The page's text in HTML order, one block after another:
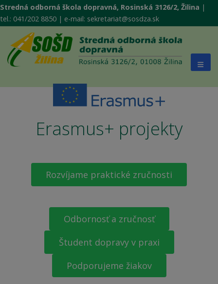
Stredná odborná škola dopravná, Rosinská 3126/2, Žilina |
tel.: 041/202 8850 | e-mail: sekretariat@sosdza.sk
Erasmus+ projekty
Rozvíjame praktické zručnosti
Odbornosť a zručnosť
Študent dopravy v praxi
Podporujeme žiakov